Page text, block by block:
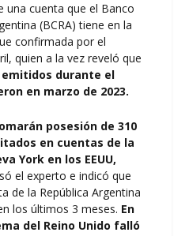
una cuenta que el Banco
(BCRA) tiene en la
confirmada por el
quien a la vez reveló que
emitidos durante el
en marzo de 2023.
posesión de 310
en cuentas de la
York en los EEUU,
el experto e indicó que
de la República Argentina
los últimos 3 meses. En
del Reino Unido falló